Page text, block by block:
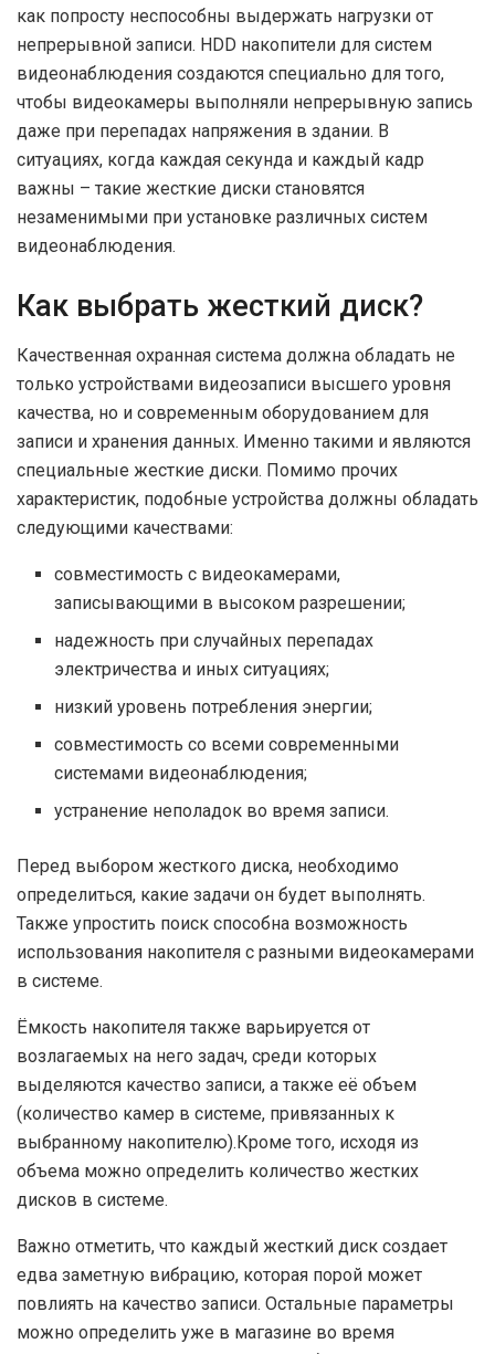
как попросту неспособны выдержать нагрузки от
непрерывной записи. HDD накопители для систем
видеонаблюдения создаются специально для того,
чтобы видеокамеры выполняли непрерывную запись
даже при перепадах напряжения в здании. В
ситуациях, когда каждая секунда и каждый кадр
важны – такие жесткие диски становятся
незаменимыми при установке различных систем
видеонаблюдения.
Как выбрать жесткий диск?
Качественная охранная система должна обладать не
только устройствами видеозаписи высшего уровня
качества, но и современным оборудованием для
записи и хранения данных. Именно такими и являются
специальные жесткие диски. Помимо прочих
характеристик, подобные устройства должны обладать
следующими качествами:
совместимость с видеокамерами,
записывающими в высоком разрешении;
надежность при случайных перепадах
электричества и иных ситуациях;
низкий уровень потребления энергии;
совместимость со всеми современными
системами видеонаблюдения;
устранение неполадок во время записи.
Перед выбором жесткого диска, необходимо
определиться, какие задачи он будет выполнять.
Также упростить поиск способна возможность
использования накопителя с разными видеокамерами
в системе.
Ёмкость накопителя также варьируется от
возлагаемых на него задач, среди которых
выделяются качество записи, а также её объем
(количество камер в системе, привязанных к
выбранному накопителю).Кроме того, исходя из
объема можно определить количество жестких
дисков в системе.
Важно отметить, что каждый жесткий диск создает
едва заметную вибрацию, которая порой может
повлиять на качество записи. Остальные параметры
можно определить уже в магазине во время